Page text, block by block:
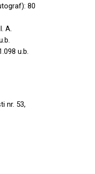
80
A.
u.b.
nr. 53,